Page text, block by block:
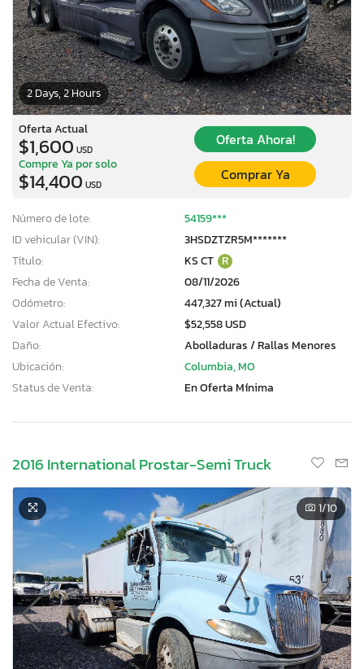
2 Days, 2 Hours
Oferta Actual
$1,600 USD
Oferta Ahora!
Compre Ya por solo
$14,400 USD
Comprar Ya
Número de lote:
54159***
ID vehicular (VIN):
3HSDZTZR5M*******
Título:
KS CT R
Fecha de Venta:
08/11/2026
Odómetro:
447,327 mi (Actual)
Valor Actual Efectivo:
$52,558 USD
Daño:
Abolladuras / Rallas Menores
Ubicación:
Columbia, MO
Status de Venta:
En Oferta Mínima
2016 International Prostar-Semi Truck
1/10